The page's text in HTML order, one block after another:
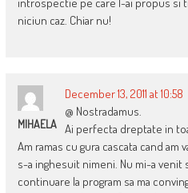
niciun caz. Chiar nu!
MIHAELA
December 13, 2011 at 10:58
@ Nostradamus.
Ai perfecta dreptate in
Am ramas cu gura cascata cand am
s-a inghesuit nimeni. Nu mi-a venit
continuare la program sa ma